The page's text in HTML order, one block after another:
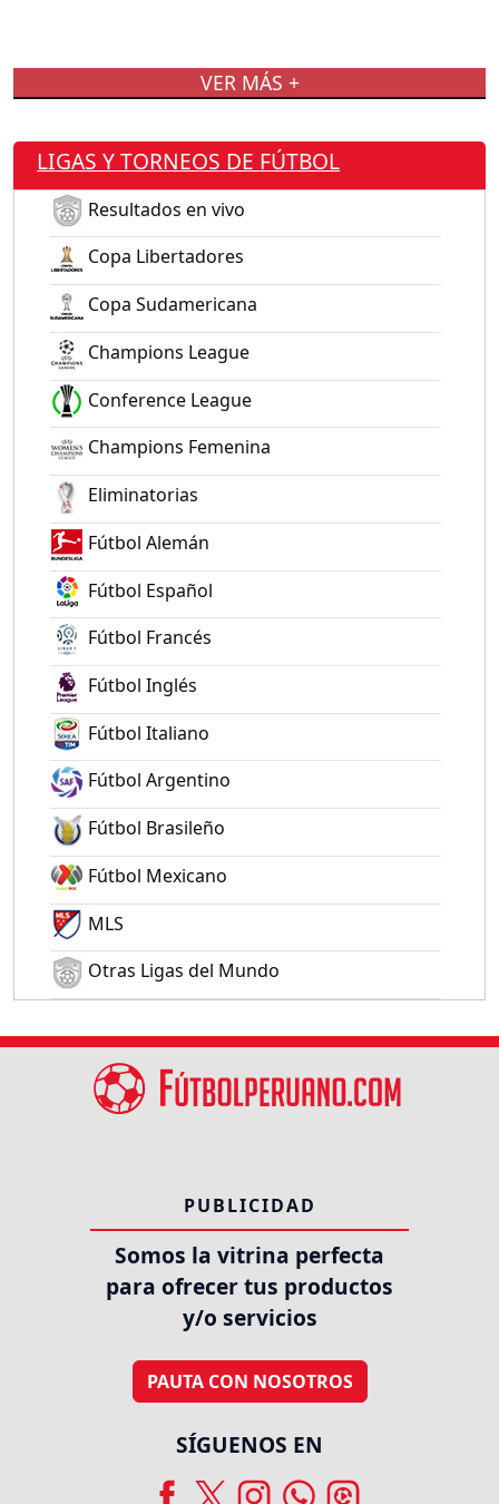
VER MÁS +
LIGAS Y TORNEOS DE FÚTBOL
Resultados en vivo
Copa Libertadores
Copa Sudamericana
Champions League
Conference League
Champions Femenina
Eliminatorias
Fútbol Alemán
Fútbol Español
Fútbol Francés
Fútbol Inglés
Fútbol Italiano
Fútbol Argentino
Fútbol Brasileño
Fútbol Mexicano
MLS
Otras Ligas del Mundo
PUBLICIDAD
Somos la vitrina perfecta
para ofrecer tus productos
y/o servicios
PAUTA CON NOSOTROS
SÍGUENOS EN